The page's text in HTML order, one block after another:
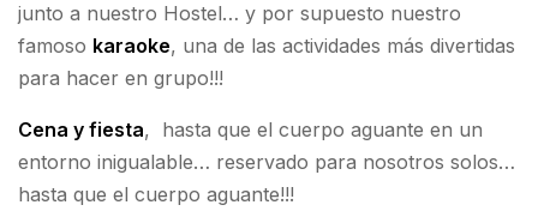
junto a nuestro Hostel… y por supuesto nuestro
famoso karaoke, una de las actividades más divertidas
para hacer en grupo!!!
Cena y fiesta, hasta que el cuerpo aguante en un
entorno inigualable… reservado para nosotros solos…
hasta que el cuerpo aguante!!!